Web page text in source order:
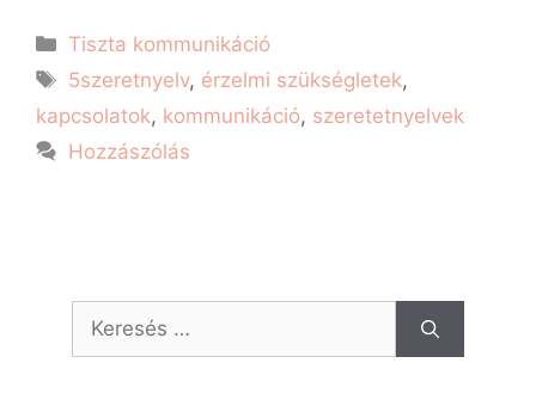
Tiszta kommunikáció
5szeretnyelv, érzelmi szükségletek,
kapcsolatok, kommunikáció, szeretetnyelvek
Hozzászólás